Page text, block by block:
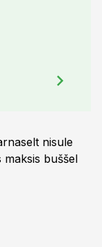
nisule
buššel